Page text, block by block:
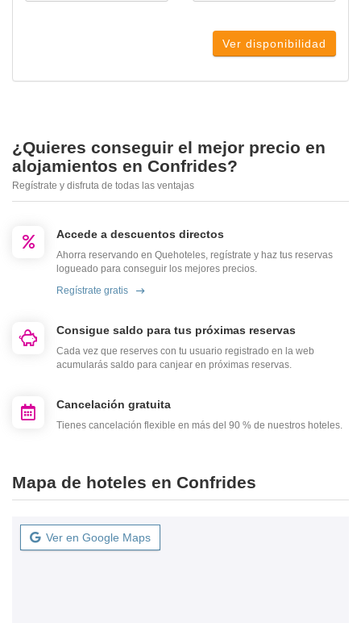
Ver disponibilidad
¿Quieres conseguir el mejor precio en
alojamientos en Confrides?
Regístrate y disfruta de todas las ventajas
Accede a descuentos directos
Ahorra reservando en Quehoteles, regístrate y haz tus reservas
logueado para conseguir los mejores precios.
Regístrate gratis
Consigue saldo para tus próximas reservas
Cada vez que reserves con tu usuario registrado en la web
acumularás saldo para canjear en próximas reservas.
Cancelación gratuita
Tienes cancelación flexible en más del 90 % de nuestros hoteles.
Mapa de hoteles en Confrides
Ver en Google Maps